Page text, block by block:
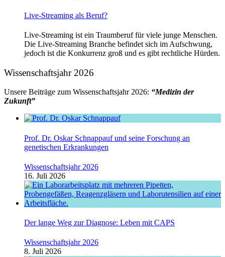
Live-Streaming als Beruf?
Live-Streaming ist ein Traumberuf für viele junge Menschen.
Die Live-Streaming Branche befindet sich im Aufschwung,
jedoch ist die Konkurrenz groß und es gibt rechtliche Hürden.
Wissenschaftsjahr 2026
Unsere Beiträge zum Wissenschaftsjahr 2026: “Medizin der
Zukunft”
Prof. Dr. Oskar Schnappauf und seine Forschung an
genetischen Erkrankungen
Wissenschaftsjahr 2026
16. Juli 2026
Der lange Weg zur Diagnose: Leben mit CAPS
Wissenschaftsjahr 2026
8. Juli 2026